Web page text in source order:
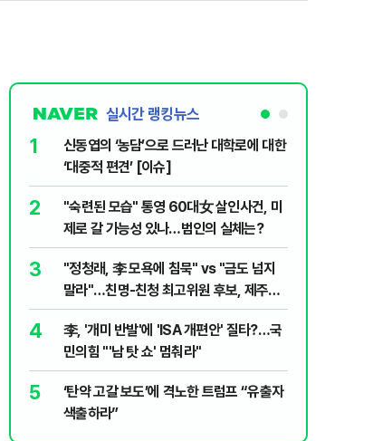
실시간 랭킹뉴스
1
신동엽의 ‘농담’으로 드러난 대학로에 대한
‘대중적 편견’ [이슈]
2
"숙련된 모습" 통영 60대女 살인사건, 미
제로 갈 가능성 있나…범인의 실체는?
3
"정청래, 李 모욕에 침묵" vs "금도 넘지
말라"…친명-친청 최고위원 후보, 제주서
격돌
4
李, '개미 반발'에 'ISA 개편안' 질타?…국
민의힘 "'남 탓 쇼' 멈춰라"
5
‘탄약 고갈 보도’에 격노한 트럼프 “유출자
색출하라”